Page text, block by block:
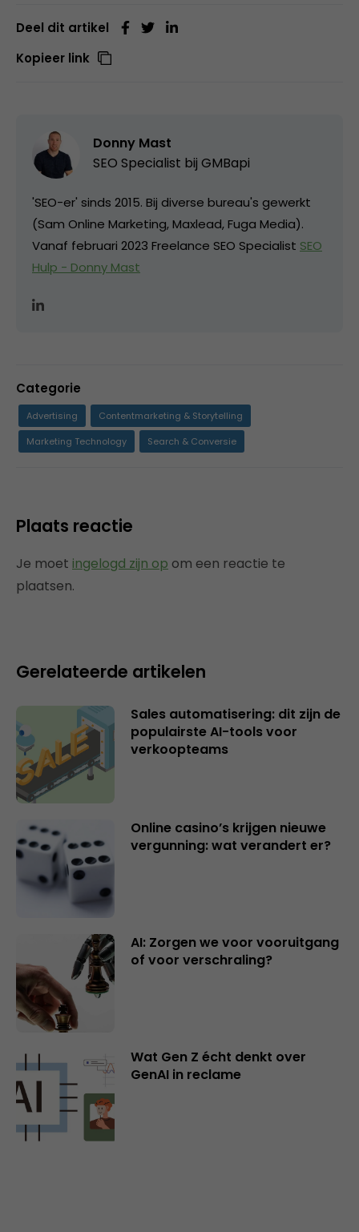
Deel dit artikel
Kopieer link
Donny Mast
SEO Specialist bij GMBapi
'SEO-er' sinds 2015. Bij diverse bureau's gewerkt
(Sam Online Marketing, Maxlead, Fuga Media).
Vanaf februari 2023 Freelance SEO Specialist SEO
Hulp - Donny Mast
Categorie
Advertising
Contentmarketing & Storytelling
Marketing Technology
Search & Conversie
Plaats reactie
Je moet ingelogd zijn op om een reactie te
plaatsen.
Gerelateerde artikelen
Sales automatisering: dit zijn de
populairste AI-tools voor
verkoopteams
Online casino’s krijgen nieuwe
vergunning: wat verandert er?
AI: Zorgen we voor vooruitgang
of voor verschraling?
Wat Gen Z écht denkt over
GenAI in reclame